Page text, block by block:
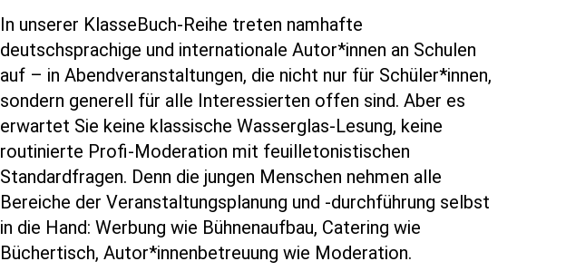
In unserer KlasseBuch-Reihe treten namhafte
deutschsprachige und internationale Autor*innen an Schulen
auf – in Abendveranstaltungen, die nicht nur für Schüler*innen,
sondern generell für alle Interessierten offen sind. Aber es
erwartet Sie keine klassische Wasserglas-Lesung, keine
routinierte Profi-Moderation mit feuilletonistischen
Standardfragen. Denn die jungen Menschen nehmen alle
Bereiche der Veranstaltungsplanung und -durchführung selbst
in die Hand: Werbung wie Bühnenaufbau, Catering wie
Büchertisch, Autor*innenbetreuung wie Moderation.